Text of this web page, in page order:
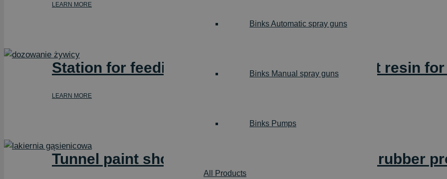
Binks Automatic spray guns
Binks Manual spray guns
Binks Pumps
All Products
LEARN MORE
Station for feeding and dosing two-component resin
LEARN MORE
Tunnel paint shop for automatic varnishing of rubber